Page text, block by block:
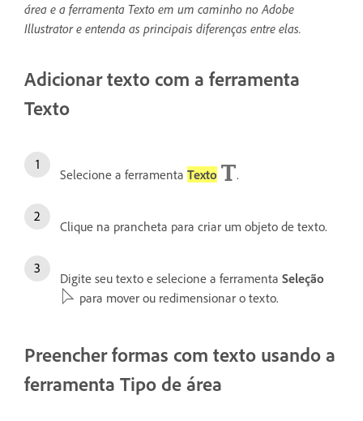
área e a ferramenta Texto em um caminho no Adobe
Illustrator e entenda as principais diferenças entre elas.
Adicionar texto com a ferramenta
Texto
Selecione a ferramenta Texto .
Clique na prancheta para criar um objeto de texto.
Digite seu texto e selecione a ferramenta Seleção
para mover ou redimensionar o texto.
Preencher formas com texto usando a
ferramenta Tipo de área